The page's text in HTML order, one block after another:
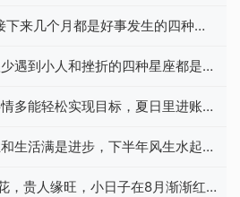
来几个月都是好事发生的四种生
遇到小人和挫折的四种星座都是
多能轻松实现目标，夏日里进账加
生活满是进步，下半年风生水起的
，贵人缘旺，小日子在8月渐渐红